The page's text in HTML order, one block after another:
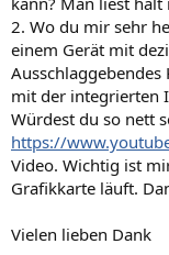
2. Wo du mir sehr
einem Gerät mit
mit der integrierten
Würdest du so nett
https://
Video. Wichtig ist
Grafikkarte läuft.
Vielen lieben Dank